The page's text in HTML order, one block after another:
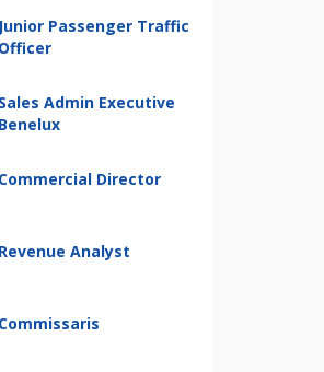
Junior Passenger Traffic
Officer
Sales Admin Executive
Benelux
Commercial Director
Revenue Analyst
Commissaris